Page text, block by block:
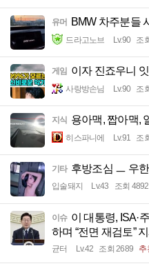
유머 BMW 차주분들
드라고노브 Lv.90 조
게임 이자 진죠우니
사랑방손님 Lv.90 조
지식 용아맥, 짭아맥,
히스파니에 Lv.91 조
기타 후방조심 ㅡ 우
입술돼지 Lv.43 조회 4892
이슈 이 대통령, ISA·
하며 “전면 재검토” 지
균터 Lv.42 조회 2689 추